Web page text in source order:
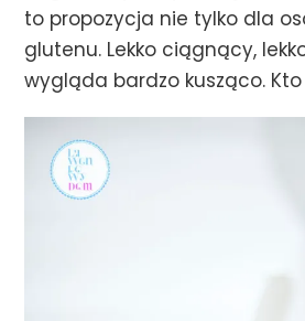
to propozycja nie tylko dla
glutenu. Lekko ciągnący,
wygląda bardzo kusząco.